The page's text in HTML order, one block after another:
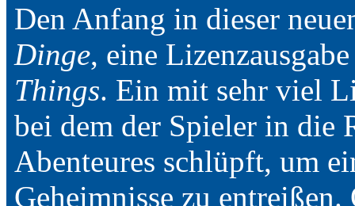
Den Anfang in dieser
Dinge, eine
Things. Ein mit sehr viel
bei dem der Spieler in die
Abenteures schlüpft, um
Geheimnisse zu